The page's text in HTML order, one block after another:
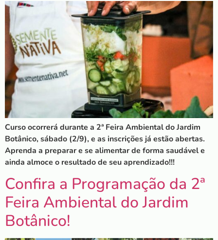
Curso ocorrerá durante a 2ª Feira Ambiental do Jardim
Botânico, sábado (2/9), e as inscrições já estão abertas.
Aprenda a preparar e se alimentar de forma saudável e
ainda almoce o resultado de seu aprendizado!!!
Confira a Programação da 2ª
Feira Ambiental do Jardim
Botânico!